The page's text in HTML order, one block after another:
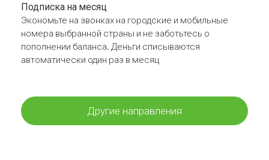
Подписка на месяц
Экономьте на звонках на городские и мобильные
номера выбранной страны и не заботьтесь о
пополнении баланса. Деньги списываются
автоматически один раз в месяц
Другие направления